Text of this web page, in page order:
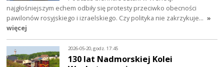
najgłośniejszym echem odbiły się protesty przeciwko obecności
pawilonów rosyjskiego i izraelskiego. Czy polityka nie zakrzykuje… »
więcej
2026-05-20, godz. 17:45
130 lat Nadmorskiej Kolei